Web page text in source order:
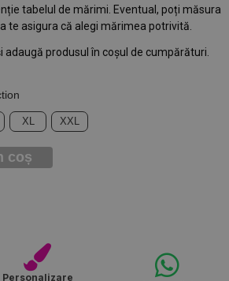
tabelul de mărimi. Eventual, poți măsura
te asigura că alegi mărimea potrivită.
produsul în coșul de cumpărături.
XL XXL
coș
Personalizare